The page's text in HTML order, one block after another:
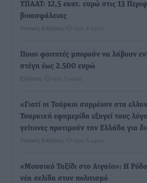
ΥΠΑΑΤ: 12,5 εκατ. ευρώ στις 13
βιοασφάλειας
Τοπικές Ειδήσεις πριν 4 ώρες
Ποιοι φοιτητές μπορούν να λάβουν
στέγη έως 2.500 ευρώ
Ειδήσεις πριν 5 ώρες
«Γιατί οι Τούρκοι συρρέουν στα
Τουρκική εφημερίδα εξηγεί τους
γείτονες προτιμούν την Ελλάδα για
Τοπικές Ειδήσεις πριν 5 ώρες
«Μουσικό Ταξίδι στο Αιγαίο»: Η
νέα σελίδα στον πολιτισμό